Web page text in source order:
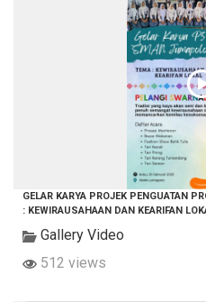
GELAR KARYA PROJEK PENGUATAN
: KEWIRAUSAHAAN DAN KEARIFAN
Gallery Video
512 views